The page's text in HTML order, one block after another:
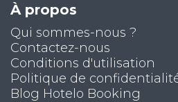
À propos
Qui sommes-nous ?
Contactez-nous
Conditions d'utilisation
Politique de
Blog Hotelo Booking